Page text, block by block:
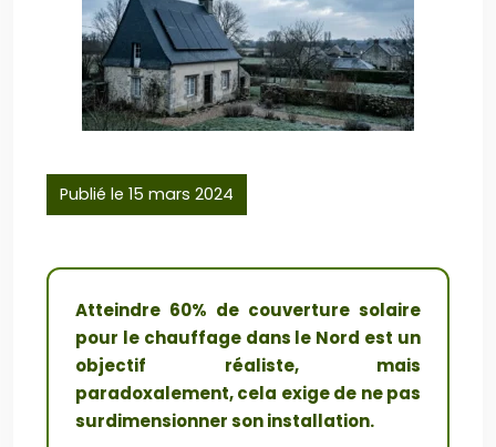
Publié le 15 mars 2024
Atteindre 60% de couverture solaire
pour le chauffage dans le Nord est un
objectif réaliste, mais
paradoxalement, cela exige de ne pas
surdimensionner son installation.